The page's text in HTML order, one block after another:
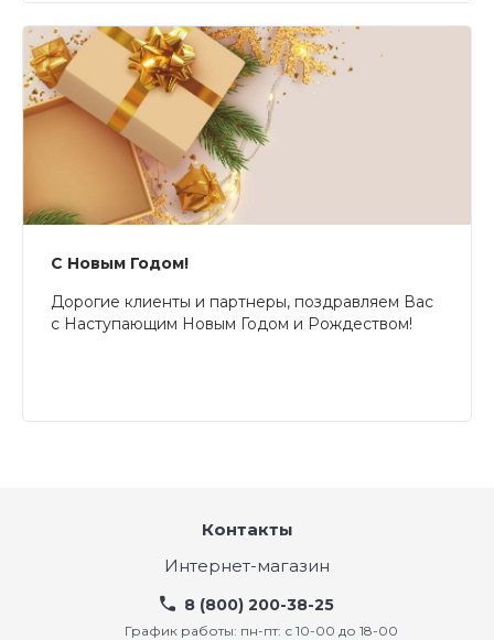
С Новым Годом!
Дорогие клиенты и партнеры, поздравляем Вас
с Наступающим Новым Годом и Рождеством!
Контакты
Интернет-магазин
8 (800) 200-38-25
График работы: пн-пт: с 10-00 до 18-00